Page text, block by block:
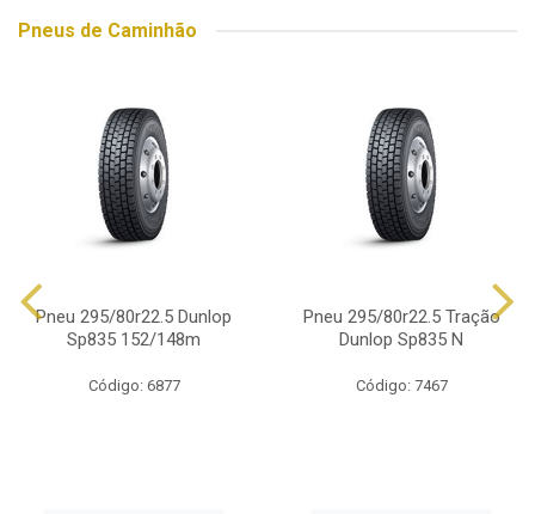
Pneus de Caminhão
Pneu 295/80r22.5 Dunlop
Sp835 152/148m
Código: 6877
Pneu 295/80r22.5 Tração
Dunlop Sp835 N
Código: 7467